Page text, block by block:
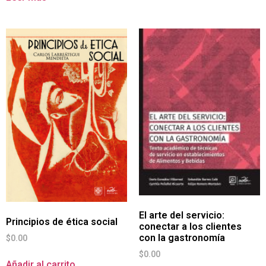
Principios de ética social
$0.00
El arte del servicio:
conectar a los clientes
con la gastronomía
$0.00